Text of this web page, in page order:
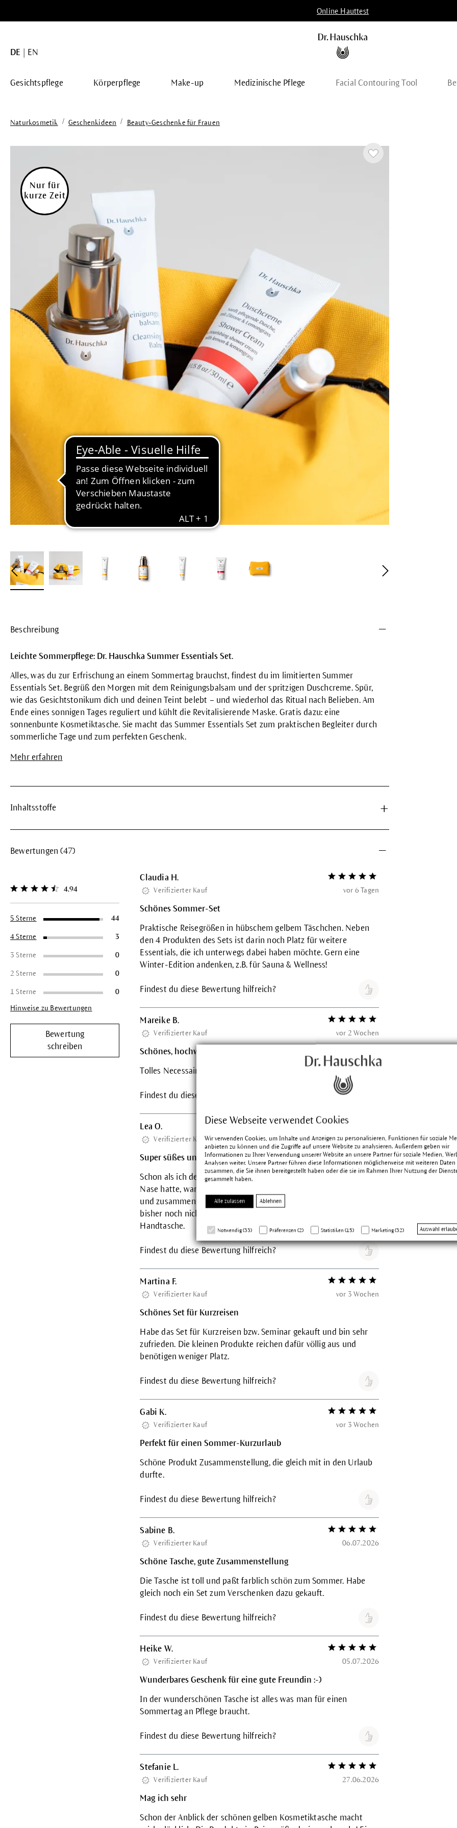
Diese Webseite verwendet Cookies
Wir verwenden Cookies, um Inhalte und Anzeigen zu personalisieren, Funktionen für soziale
anbieten zu können und die Zugriffe auf unsere Website zu analysieren. Außerdem geben wir
Informationen zu Ihrer Verwendung unserer Website an unsere Partner für soziale Medien,
Analysen weiter. Unsere Partner führen diese Informationen möglicherweise mit weiteren Daten
zusammen, die Sie ihnen bereitgestellt haben oder die sie im Rahmen Ihrer Nutzung der
gesammelt haben.
Alle zulassen Ablehnen
Notwendig (33) Präferenzen (2) Statistiken (15) Marketing (32) Auswahl
Online Hauttest
DE EN
Gesichtspflege Körperpflege Make-up Medizinische Pflege Facial Contouring Tool
Naturkosmetik / Geschenkideen / Beauty-Geschenke für Frauen
Nur für
kurze Zeit
Beschreibung
Leichte Sommerpflege: Dr. Hauschka Summer Essentials Set.
Alles, was du zur Erfrischung an einem Sommertag brauchst, findest du im limitierten Summer
Essentials Set. Begrüß den Morgen mit dem Reinigungsbalsam und der spritzigen Duschcreme. Spür,
wie das Gesichtstonikum dich und deinen Teint belebt – und wiederhol das Ritual nach Belieben. Am
Ende eines sonnigen Tages reguliert und kühlt die Revitalisierende Maske. Gratis dazu: eine
sonnenbunte Kosmetiktasche. Sie macht das Summer Essentials Set zum praktischen Begleiter durch
sommerliche Tage und zum perfekten Geschenk.
Mehr erfahren
Inhaltsstoffe
Bewertungen (47)
Durchschnittliche Bewertung von 4.9 von 5 Sternen
4.94
5 Sterne 44
4 Sterne 3
3 Sterne 0
2 Sterne 0
1 Sterne 0
Hinweise zu Bewertungen
Bewertung
schreiben
Claudia H. Bewertung mit 5 von 5 Sternen
Verifizierter Kauf vor 6 Tagen
Schönes Sommer-Set
Praktische Reisegrößen in hübschem gelbem Täschchen. Neben
den 4 Produkten des Sets ist darin noch Platz für weitere
Essentials, die ich unterwegs dabei haben möchte. Gern eine
Winter-Edition andenken, z.B. für Sauna & Wellness!
Findest du diese Bewertung hilfreich?
Mareike B. Bewertung mit 5 von 5 Sternen
Verifizierter Kauf vor 2 Wochen
Schönes, hochwertiges Set
Tolles Necessaire mit toller Produktauswahl für die Sommerreise.
Findest du diese Bewertung hilfreich?
Lea O.
Verifizierter Kauf vor 3 Wochen
Super süßes und hochwertiges Set
Schon als ich den Karton aufmachte und diesen tollen Duft in der
Nase hatte, war ich im siebten Himmel, alles mit liebe verpackt
und zusammengestellt. Ich freue mich auf die Produkte die ich
bisher noch nicht getestet habe. Das Täschchen ist perfekt für die
Handtasche.
Findest du diese Bewertung hilfreich?
Martina F. Bewertung mit 5 von 5 Sternen
Verifizierter Kauf vor 3 Wochen
Schönes Set für Kurzreisen
Habe das Set für Kurzreisen bzw. Seminar gekauft und bin sehr
zufrieden. Die kleinen Produkte reichen dafür völlig aus und
benötigen weniger Platz.
Findest du diese Bewertung hilfreich?
Gabi K. Bewertung mit 5 von 5 Sternen
Verifizierter Kauf vor 3 Wochen
Perfekt für einen Sommer-Kurzurlaub
Schöne Produkt Zusammenstellung, die gleich mit in den Urlaub
durfte.
Findest du diese Bewertung hilfreich?
Sabine B. Bewertung mit 5 von 5 Sternen
Verifizierter Kauf 06.07.2026
Schöne Tasche, gute Zusammenstellung
Die Tasche ist toll und paßt farblich schön zum Sommer. Habe
gleich noch ein Set zum Verschenken dazu gekauft.
Findest du diese Bewertung hilfreich?
Heike W. Bewertung mit 5 von 5 Sternen
Verifizierter Kauf 05.07.2026
Wunderbares Geschenk für eine gute Freundin :-)
In der wunderschönen Tasche ist alles was man für einen
Sommertag an Pflege braucht.
Findest du diese Bewertung hilfreich?
Stefanie L. Bewertung mit 5 von 5 Sternen
Verifizierter Kauf 27.06.2026
Mag ich sehr
Schon der Anblick der schönen gelben Kosmetiktasche macht